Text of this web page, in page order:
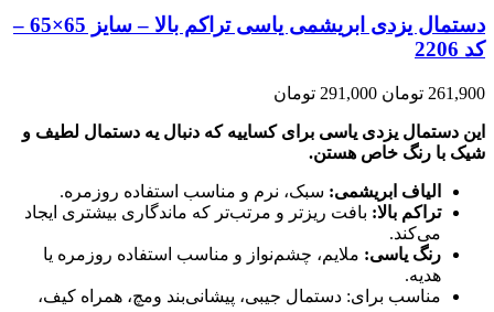
دستمال یزدی ابریشمی یاسی تراکم بالا – سایز 65×65 –
کد 2206
261,900 تومان 291,000 تومان
این دستمال یزدی یاسی برای کساییه که دنبال یه دستمال لطیف و
شیک با رنگ خاص هستن.
الیاف ابریشمی: سبک، نرم و مناسب استفاده روزمره.
تراکم بالا: بافت ریزتر و مرتب‌تر که ماندگاری بیشتری ایجاد
می‌کند.
رنگ یاسی: ملایم، چشم‌نواز و مناسب استفاده روزمره یا
هدیه.
مناسب برای: دستمال جیبی، پیشانی‌بند ومچ، همراه کیف،